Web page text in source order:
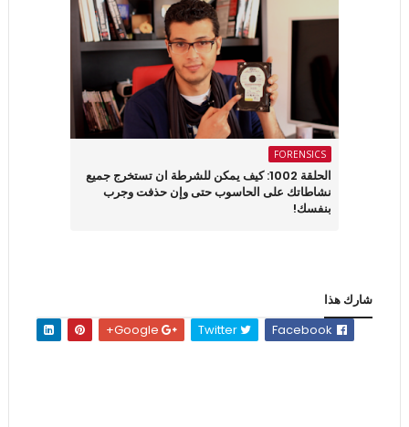
FORENSICS
الحلقة 1002: كيف يمكن للشرطة ان تستخرج جميع
نشاطاتك على الحاسوب حتى وإن حذفت وجرب
بنفسك!
شارك هذا
Twitter